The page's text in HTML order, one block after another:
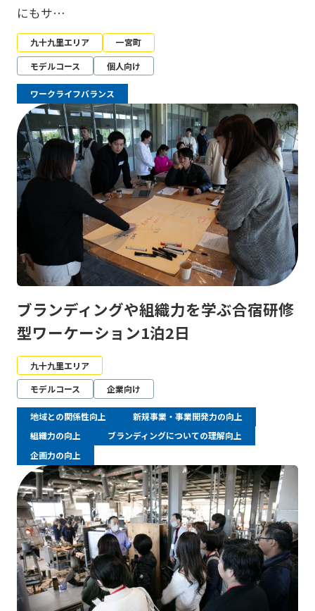
にもサ…
九十九里エリア
一宮町
モデルコース
個人向け
ワークライフバランス
ブランディングや組織力を学ぶ合宿研修
型ワーケーション1泊2日
九十九里エリア
モデルコース
企業向け
地域との関係性向上
新規事業・事業開発力の向上
組織力の向上
ブランディングについての理解向上
企画力の向上